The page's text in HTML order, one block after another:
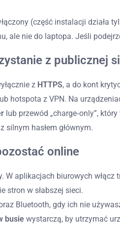
(część instalacji działa
ale nie do laptopa. Jeśli
z publicznej
z HTTPS, a do kont
hotspota z VPN. Na
lub przewód „charge‑only”,
silnym hasłem głównym.
online
W aplikacjach biurowych
stron w słabszej sieci.
Bluetooth, gdy ich nie
busie wystarczą, by utrzymać